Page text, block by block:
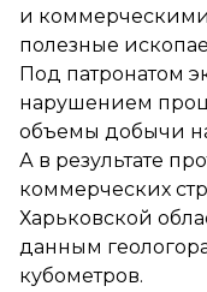
и коммерческими
полезные
Под патронатом
нарушением
объемы добычи
А в результате
коммерческих
Харьковской
данным
кубометров.